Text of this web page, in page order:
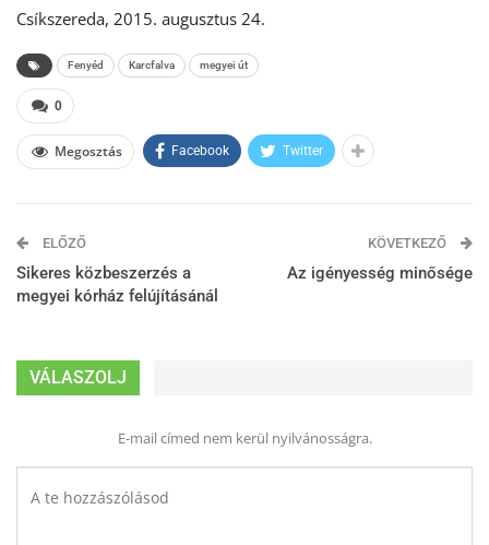
Csíkszereda, 2015. augusztus 24.
Fenyéd Karcfalva megyei út
0
Megosztás Facebook Twitter
ELŐZŐ
Sikeres közbeszerzés a
megyei kórház felújításánál
KÖVETKEZŐ
Az igényesség minősége
VÁLASZOLJ
E-mail címed nem kerül nyilvánosságra.